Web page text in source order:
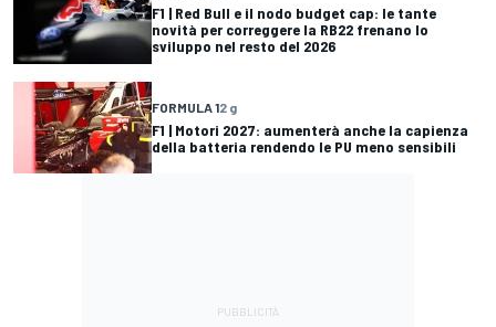
F1 | Red Bull e il nodo budget cap: le tante
novità per correggere la RB22 frenano lo
sviluppo nel resto del 2026
FORMULA 12 g
F1 | Motori 2027: aumenterà anche la capienza
della batteria rendendo le PU meno sensibili